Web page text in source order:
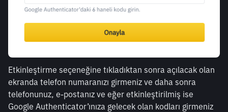
Etkinleştirme seçeneğine tıkladıktan sonra açılacak olan
ekranda telefon numaranızı girmeniz ve daha sonra
telefonunuz, e-postanız ve eğer etkinleştirilmiş ise
Google Authenticator’ınıza gelecek olan kodları girmeniz